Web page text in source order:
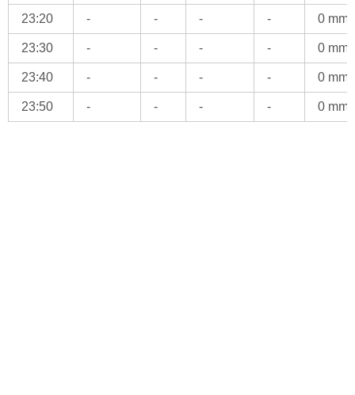
23:20 - - - - 0 mm
23:30 - - - - 0 mm
23:40 - - - - 0 mm
23:50 - - - - 0 mm